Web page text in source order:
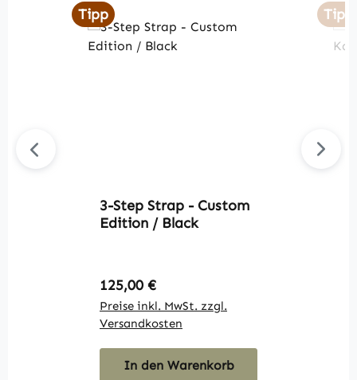
Tipp
3-Step Strap - Custom
Edition / Black
Regulärer Preis:
125,00 €
Preise inkl. MwSt. zzgl.
Versandkosten
In den Warenkorb
Tipp